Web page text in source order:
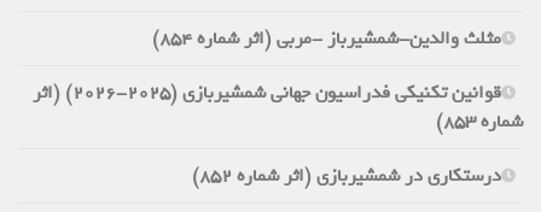
مثلث والدین-شمشیرباز -مربی (اثر شماره 854)
قوانین تکنیکی فدراسیون جهانی شمشیربازی (2025-2026) (اثر
شماره 853)
درستکاری در شمشیربازی (اثر شماره 852)